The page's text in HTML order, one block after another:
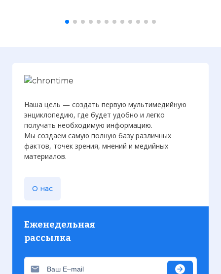
Наша цель — создать первую мультимедийную
энциклопедию, где будет удобно и легко
получать необходимую информацию.
Мы создаем самую полную базу различных
фактов, точек зрения, мнений и медийных
материалов.
О нас
Еженедельная
рассылка